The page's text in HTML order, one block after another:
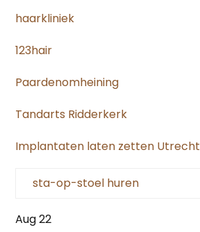
haarkliniek
123hair
Paardenomheining
Tandarts Ridderkerk
Implantaten laten zetten Utrecht
sta-op-stoel huren
Aug 22